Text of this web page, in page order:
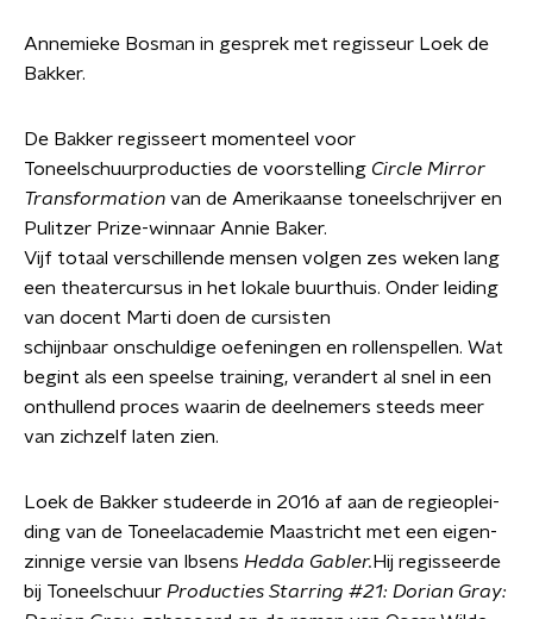
Annemieke Bosman in gesprek met regisseur Loek de
Bakker.
De Bakker regisseert momenteel voor
Toneelschuurproducties de voorstelling Circle Mirror
Transformation van de Amerikaanse toneelschrijver en
Pulitzer Prize-winnaar Annie Baker.
Vijf totaal verschillende mensen volgen zes weken lang
een theatercursus in het lokale buurthuis. Onder leiding
van docent Marti doen de cursisten
schijnbaar onschuldige oefeningen en rollenspellen. Wat
begint als een speelse training, verandert al snel in een
onthullend proces waarin de deelnemers steeds meer
van zichzelf laten zien.
Loek de Bakker studeerde in 2016 af aan de regie­op­lei­
ding van de Toneel­aca­demie Maastricht met een eigen­
zin­nige versie van Ibsens Hedda Gabler. Hij regisseerde
bij Toneel­schuur Producties Starring #21: Dorian Gray: